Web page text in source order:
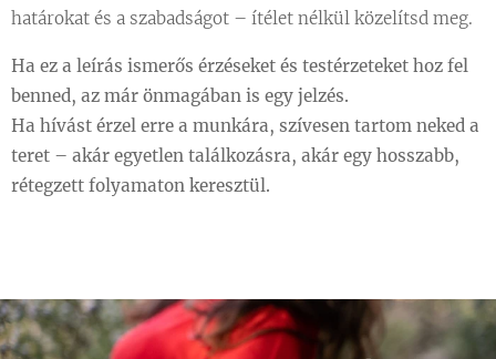
határokat és a szabadságot – ítélet nélkül közelítsd meg.
Ha ez a leírás ismerős érzéseket és testérzeteket hoz fel
benned, az már önmagában is egy jelzés.
Ha hívást érzel erre a munkára, szívesen tartom neked a
teret – akár egyetlen találkozásra, akár egy hosszabb,
rétegzett folyamaton keresztül.